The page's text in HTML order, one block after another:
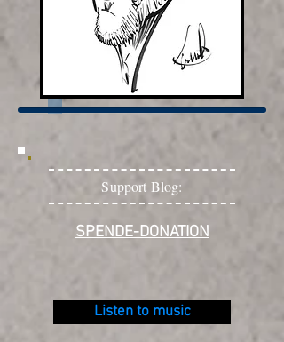
Support Blog:
SPENDE-DONATION
Listen to music